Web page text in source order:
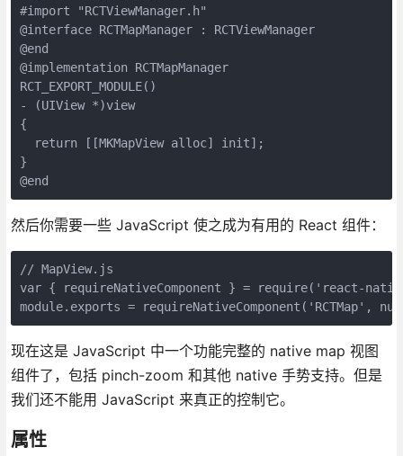
#import "RCTViewManager.h"
@interface RCTMapManager : RCTViewManager
@end
@implementation RCTMapManager
RCT_EXPORT_MODULE()
- (UIView *)view
{
  return [[MKMapView alloc] init];
}
然后你需要一些 JavaScript 使之成为有用的 React 组件：
// MapView.js
var { requireNativeComponent } = require('react-
现在这是 JavaScript 中一个功能完整的 native map 视图
组件了，包括 pinch-zoom 和其他 native 手势支持。但是
我们还不能用 JavaScript 来真正的控制它。
属性